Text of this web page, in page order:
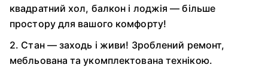
квадратний хол, балкон і лоджія — більше
простору для вашого комфорту!
2. Стан — заходь і живи! Зроблений ремонт,
мебльована та укомплектована технікою.